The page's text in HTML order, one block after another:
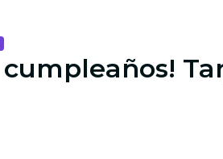
cumpleaños!